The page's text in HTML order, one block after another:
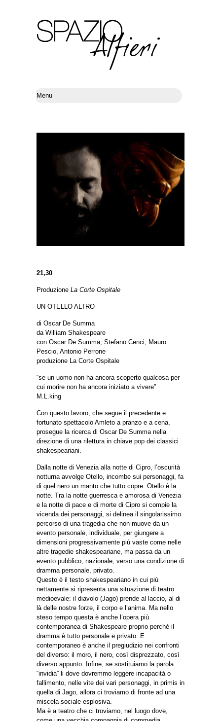
21,30
Produzione La Corte Ospitale
UN OTELLO ALTRO
di Oscar De Summa
da William Shakespeare
con Oscar De Summa, Stefano Cenci, Mauro
Pescio, Antonio Perrone
produzione La Corte Ospitale
“se un uomo non ha ancora scoperto qualcosa per
cui morire non ha ancora iniziato a vivere”
M.L.king
Con questo lavoro, che segue il precedente e
fortunato spettacolo Amleto a pranzo e a cena,
prosegue la ricerca di Oscar De Summa nella
direzione di una rilettura in chiave pop dei classici
shakespeariani.
Dalla notte di Venezia alla notte di Cipro, l’oscurità
notturna avvolge Otello, incombe sui personaggi, fa
di quel nero un manto che tutto copre: Otello è la
notte. Tra la notte guerresca e amorosa di Venezia
e la notte di pace e di morte di Cipro si compie la
vicenda dei personaggi, si delinea il singolarissimo
percorso di una tragedia che non muove da un
evento personale, individuale, per giungere a
dimensioni progressivamente più vaste come nelle
altre tragedie shakespeariane, ma passa da un
evento pubblico, nazionale, verso una condizione di
dramma personale, privato.
Questo è il testo shakespeariano in cui più
nettamente si ripresenta una situazione di teatro
medioevale: il diavolo (Jago) prende al laccio, al di
là delle nostre forze, il corpo e l’anima. Ma nello
steso tempo questa è anche l’opera più
contemporanea di Shakespeare proprio perché il
dramma è tutto personale e privato. E
contemporaneo è anche il pregiudizio nei confronti
del diverso: il moro, il nero, così disprezzato, così
diverso appunto. Infine, se sostituiamo la parola
“invidia” li dove dovremmo leggere incapacità o
fallimento, nelle vite dei vari personaggi, in primis in
quella di Jago, allora ci troviamo di fronte ad una
miscela sociale esplosiva.
Ma è a teatro che ci troviamo, nel luogo dove,